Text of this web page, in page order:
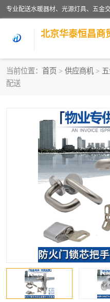
北京华泰恒昌商
当前位置： 首页 > 供应商机 >
配送
水暖阀门